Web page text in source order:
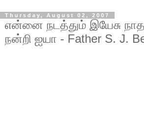
Thursday, August 02, 2007
என்னை நடத்தும் இயேசு
நன்றி ஐயா - Father S. J.